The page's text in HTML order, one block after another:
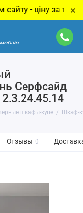
ціну за товар ×
Серфсайд
шкафы-купе Шкаф-
Отзывы 0